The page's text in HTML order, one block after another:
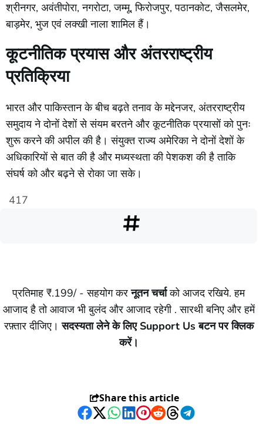
श्रीनगर, अवंतीपोरा,नगरोटा,जम्मू,फिरोजपुर,पठानकोट,जैसलमेर,
बाड़मेर, भुजएवंलक्खीनालाशामिलहैं।
कूटनीतिकप्रयासऔरअंतरराष्ट्रीय
प्रतिक्रिया
भारतऔरपाकिस्तानकेबीचबढ़तेतनावकेमद्देनजर, अंतरराष्ट्रीय
समुदायनेदोनोंदेशोंसेसंयमबरतनेऔरकूटनीतिकप्रयासोंकोपुनः
शुरूकरनेकीअपीलकीहै।संयुक्तराज्यअमेरिकानेदोनोंदेशोंके
अधिकारियोंसेबातकीहै औरमध्यस्थताकीपेशकशकीहैताकि
संघर्षकोऔरबढ़नेसेरोकाजासके।
417
प्रतिमाह ₹.199/ - सहयोग करनूतन चर्चाको आजद रखिये. हम
आजाद है तो आवाज भी बुलंद और आजाद रहेगी . सारथी बनिए और हमें
रफ़्तार दीजिए।सदस्यता लेने के लिए Support Us बटन पर क्लिक
करें।
Share this article
Facebook
TwitterWhatsApp
LinkedInPinterest
RedditThreadsTelegram